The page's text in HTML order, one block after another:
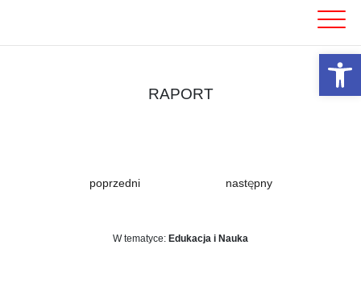
RAPORT
poprzedni następny
W tematyce: Edukacja i Nauka